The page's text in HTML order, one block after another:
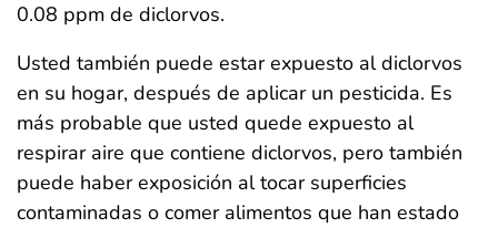
0.08 ppm de diclorvos.
Usted también puede estar expuesto al diclorvos
en su hogar, después de aplicar un pesticida. Es
más probable que usted quede expuesto al
respirar aire que contiene diclorvos, pero también
puede haber exposición al tocar superficies
contaminadas o comer alimentos que han estado